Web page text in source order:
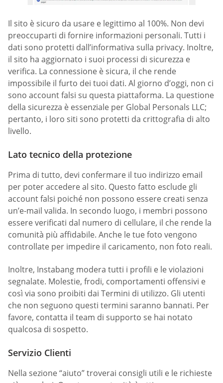
Il sito è sicuro da usare e legittimo al 100%. Non devi
preoccuparti di fornire informazioni personali. Tutti i
dati sono protetti dall’informativa sulla privacy. Inoltre,
il sito ha aggiornato i suoi processi di sicurezza e
verifica. La connessione è sicura, il che rende
impossibile il furto dei tuoi dati. Al giorno d’oggi, non ci
sono account falsi su questa piattaforma. La questione
della sicurezza è essenziale per Global Personals LLC;
pertanto, i loro siti sono protetti da crittografia di alto
livello.
Lato tecnico della protezione
Prima di tutto, devi confermare il tuo indirizzo email
per poter accedere al sito. Questo fatto esclude gli
account falsi poiché non possono essere creati senza
un’e-mail valida. In secondo luogo, i membri possono
essere verificati dal numero di cellulare, il che rende la
comunità più affidabile. Anche le tue foto vengono
controllate per impedire il caricamento, non foto reali.
Inoltre, Instabang modera tutti i profili e le violazioni
segnalate. Molestie, frodi, comportamenti offensivi e
così via sono proibiti dai Termini di utilizzo. Gli utenti
che non seguono questi termini saranno bannati. Per
favore, contatta il team di supporto se hai notato
qualcosa di sospetto.
Servizio Clienti
Nella sezione “aiuto” troverai consigli utili e le richieste